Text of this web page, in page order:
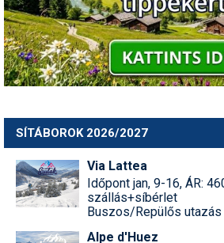
SÍTÁBOROK 2026/2027
Via Lattea
Időpont jan, 9-16, ÁR:
szállás+síbérlet
Buszos/Repülős utazás
Alpe d'Huez